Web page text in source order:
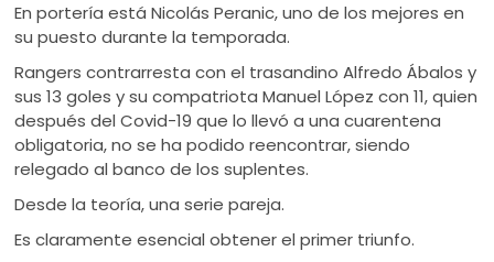
En portería está Nicolás Peranic, uno de los mejores en
su puesto durante la temporada.
Rangers contrarresta con el trasandino Alfredo Ábalos y
sus 13 goles y su compatriota Manuel López con 11, quien
después del Covid-19 que lo llevó a una cuarentena
obligatoria, no se ha podido reencontrar, siendo
relegado al banco de los suplentes.
Desde la teoría, una serie pareja.
Es claramente esencial obtener el primer triunfo.